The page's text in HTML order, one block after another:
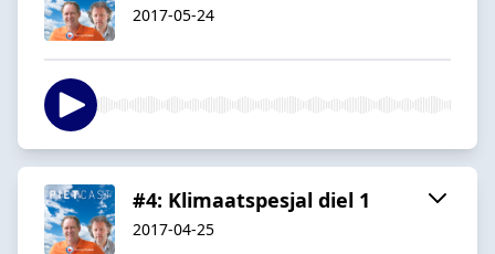
2017-05-24
#4: Klimaatspesjal diel 1
2017-04-25